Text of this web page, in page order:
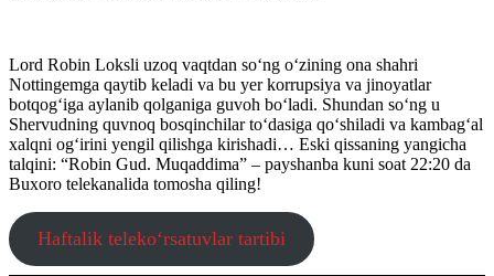
Lord Robin Loksli uzoq vaqtdan so‘ng o‘zining ona shahri
Nottingemga qaytib keladi va bu yer korrupsiya va jinoyatlar
botqog‘iga aylanib qolganiga guvoh bo‘ladi. Shundan so‘ng u
Shervudning quvnoq bosqinchilar to‘dasiga qo‘shiladi va kambag‘al
xalqni og‘irini yengil qilishga kirishadi… Eski qissaning yangicha
talqini: “Robin Gud. Muqaddima” – payshanba kuni soat 22:20 da
Buxoro telekanalida tomosha qiling!
Haftalik teleko‘rsatuvlar tartibi